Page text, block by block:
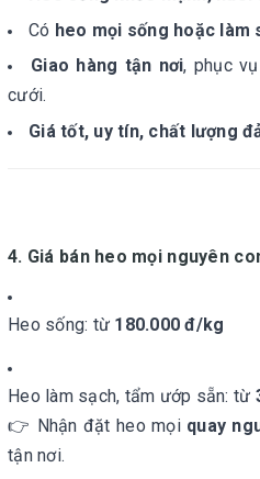
Có heo mọi sống hoặc làm
Giao hàng tận nơi, phục
cưới.
Giá tốt, uy tín, chất lượng
4. Giá bán heo mọi nguyên
Heo sống: từ 180.000 đ/kg
Heo làm sạch, tẩm ướp sẵn: từ
👉 Nhận đặt heo mọi quay
tận nơi.